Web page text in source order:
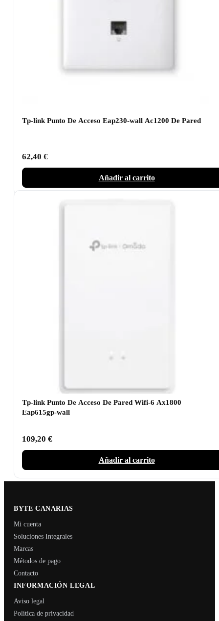
Tp-link Punto De Acceso Eap230-wall Ac1200 De Pared
62,40 €
Añadir al carrito
Tp-link Punto De Acceso De Pared Wifi-6 Ax1800
Eap615gp-wall
109,20 €
Añadir al carrito
BYTE CANARIAS
Mi cuenta
Soluciones Integrales
Marcas
Métodos de pago
Contacto
INFORMACIÓN LEGAL
Aviso legal
Política de privacidad